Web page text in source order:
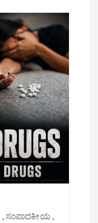
,ಸಂಪಾದಕೀಯ ,